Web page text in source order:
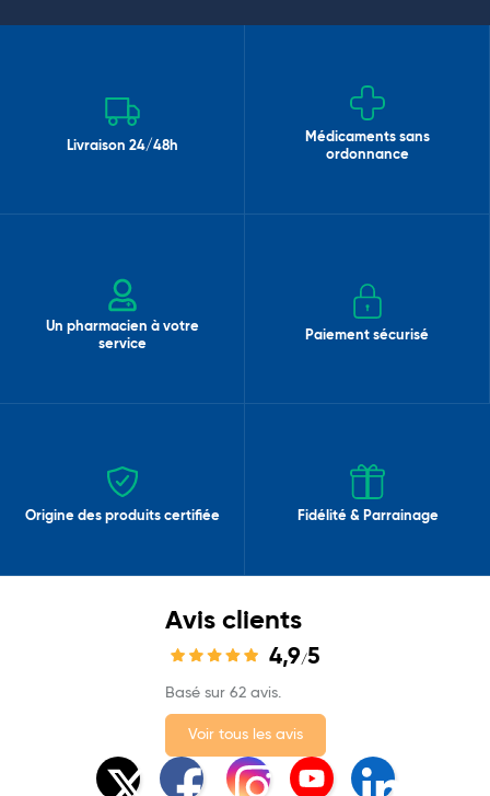
Livraison 24/48h
Médicaments sans
ordonnance
Un pharmacien à votre
service
Paiement sécurisé
Origine des produits certifiée Fidélité & Parrainage
Avis clients
4,9/5
Basé sur 62 avis.
Voir tous les avis